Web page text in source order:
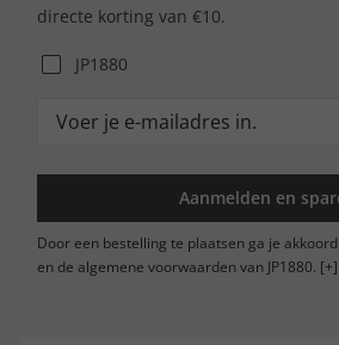
directe korting van €10.
JP1880
Aanmelden en
Door een bestelling te plaatsen ga je
en de algemene voorwaarden van JP1880. [+]